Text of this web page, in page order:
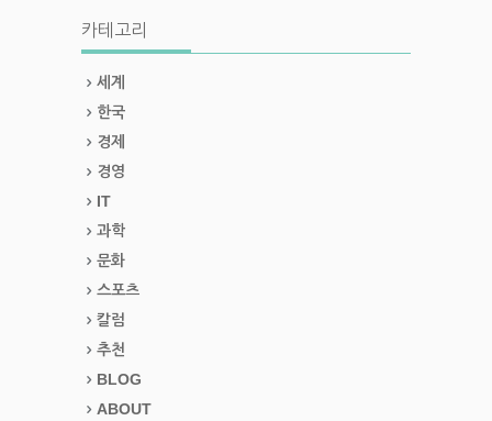
카테고리
세계
한국
경제
경영
IT
과학
문화
스포츠
칼럼
추천
BLOG
ABOUT